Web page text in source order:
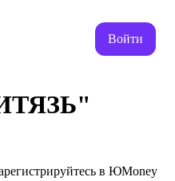
Войти
в ЮMoney